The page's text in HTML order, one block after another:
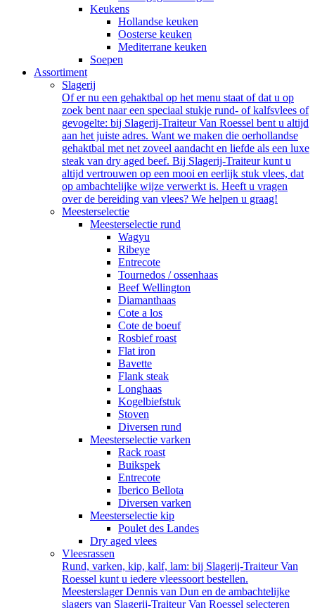
Keukens
Hollandse keuken
Oosterse keuken
Mediterrane keuken
Soepen
Assortiment
Slagerij
Of er nu een gehaktbal op het menu staat of dat u op
zoek bent naar een speciaal stukje rund- of kalfsvlees of
gevogelte: bij Slagerij-Traiteur Van Roessel bent u altijd
aan het juiste adres. Want we maken die oerhollandse
gehaktbal met net zoveel aandacht en liefde als een luxe
steak van dry aged beef. Bij Slagerij-Traiteur kunt u
altijd vertrouwen op een mooi en eerlijk stuk vlees, dat
op ambachtelijke wijze verwerkt is. Heeft u vragen
over de bereiding van vlees? We helpen u graag!
Meesterselectie
Meesterselectie rund
Wagyu
Ribeye
Entrecote
Tournedos / ossenhaas
Beef Wellington
Diamanthaas
Cote a los
Cote de boeuf
Rosbief roast
Flat iron
Bavette
Flank steak
Longhaas
Kogelbiefstuk
Stoven
Diversen rund
Meesterselectie varken
Rack roast
Buikspek
Entrecote
Iberico Bellota
Diversen varken
Meesterselectie kip
Poulet des Landes
Dry aged vlees
Vleesrassen
Rund, varken, kip, kalf, lam: bij Slagerij-Traiteur Van
Roessel kunt u iedere vleessoort bestellen.
Meesterslager Dennis van Dun en de ambachtelijke
slagers van Slagerij-Traiteur Van Roessel selecteren